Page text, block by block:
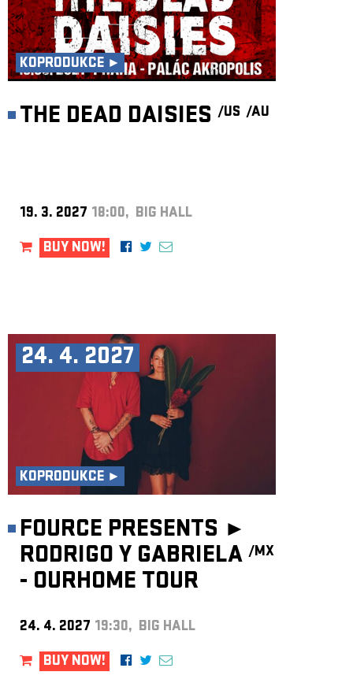
KOPRODUKCE ►
THE DEAD DAISIES /US /AU
19. 3. 2027 18:00, BIG HALL
BUY NOW!
24. 4. 2027
KOPRODUKCE ►
FOURCE PRESENTS ►
RODRIGO Y GABRIELA /MX
- OURHOME TOUR
24. 4. 2027 19:30, BIG HALL
BUY NOW!